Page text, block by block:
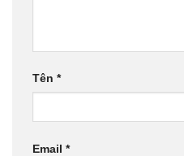
Tên *
Email *